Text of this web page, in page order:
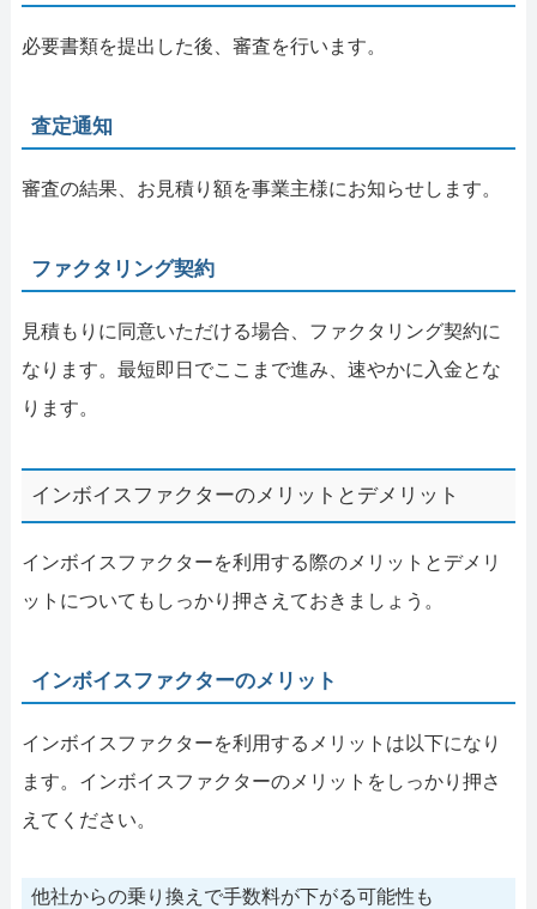
必要書類を提出した後、審査を行います。
査定通知
審査の結果、お見積り額を事業主様にお知らせします。
ファクタリング契約
見積もりに同意いただける場合、ファクタリング契約に
なります。最短即日でここまで進み、速やかに入金とな
ります。
インボイスファクターのメリットとデメリット
インボイスファクターを利用する際のメリットとデメリ
ットについてもしっかり押さえておきましょう。
インボイスファクターのメリット
インボイスファクターを利用するメリットは以下になり
ます。インボイスファクターのメリットをしっかり押さ
えてください。
他社からの乗り換えで手数料が下がる可能性も